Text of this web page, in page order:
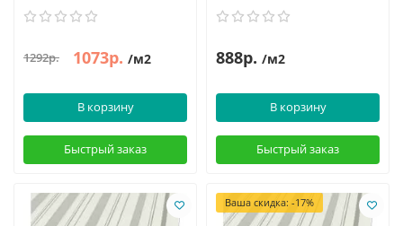
1292р. 1073р. /м2
В корзину
Быстрый заказ
888р. /м2
В корзину
Быстрый заказ
Ваша скидка: -17%